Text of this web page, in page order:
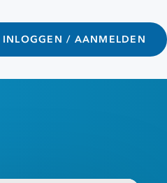
INLOGGEN / AANMELDEN